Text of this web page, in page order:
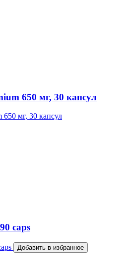
650 мг, 30 капсул
caps
Добавить в избранное